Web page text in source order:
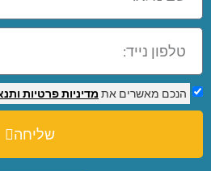
הנכם מאשרים את מדיניות פרטיות
שליחה